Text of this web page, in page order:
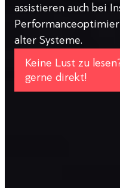
assistieren auch bei
alter Systeme.
Keine Lust zu
gerne direkt!